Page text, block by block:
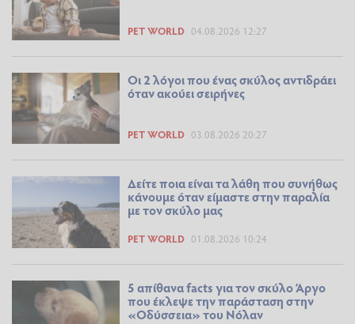
PET WORLD 04.08.2026 12:27
Οι 2 λόγοι που ένας σκύλος αντιδράει
όταν ακούει σειρήνες
PET WORLD 03.08.2026 20:27
Δείτε ποια είναι τα λάθη που συνήθως
κάνουμε όταν είμαστε στην παραλία
με τον σκύλο μας
PET WORLD 01.08.2026 10:24
5 απίθανα facts για τον σκύλο Άργο
που έκλεψε την παράσταση στην
«Οδύσσεια» του Νόλαν